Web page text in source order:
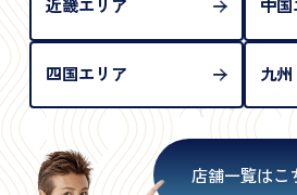
四国エリア 九
店舗一覧はこ